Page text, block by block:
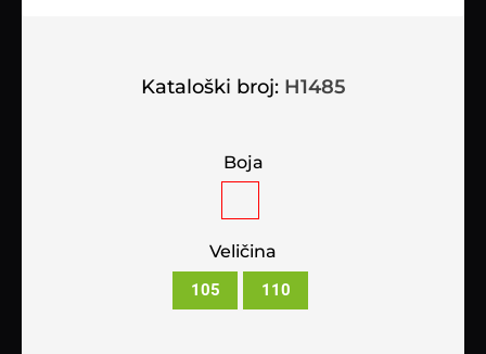
Kataloški broj: H1485
Boja
Veličina
105 110